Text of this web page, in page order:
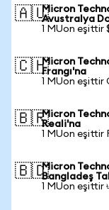
🇦🇺Micron
Avustralya
1 MUon eşittir
🇨🇭Micron
Frangı'na
1 MUon eşittir
🇧🇷Micron
Reali'na
1 MUon eşittir
🇧🇩Micron
Bangladeş
1 MUon eşittir